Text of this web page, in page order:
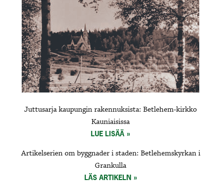
Juttusarja kaupungin rakennuksista: Betlehem-kirkko
Kauniaisissa
LUE LISÄÄ
Artikelserien om byggnader i staden: Betlehemskyrkan i
Grankulla
LÄS ARTIKELN